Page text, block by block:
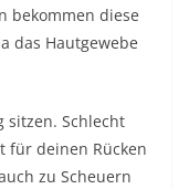
bekommen diese
das Hautgewebe
sitzen. Schlecht
für deinen Rücken
zu Scheuern